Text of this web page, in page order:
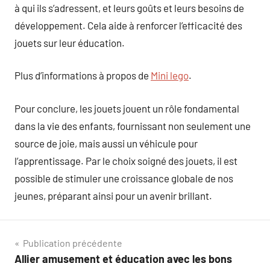
à qui ils s’adressent, et leurs goûts et leurs besoins de
développement. Cela aide à renforcer l’efficacité des
jouets sur leur éducation.
Plus d’informations à propos de Mini lego.
Pour conclure, les jouets jouent un rôle fondamental
dans la vie des enfants, fournissant non seulement une
source de joie, mais aussi un véhicule pour
l’apprentissage. Par le choix soigné des jouets, il est
possible de stimuler une croissance globale de nos
jeunes, préparant ainsi pour un avenir brillant.
Navigation
Publication précédente
Allier amusement et éducation avec les bons